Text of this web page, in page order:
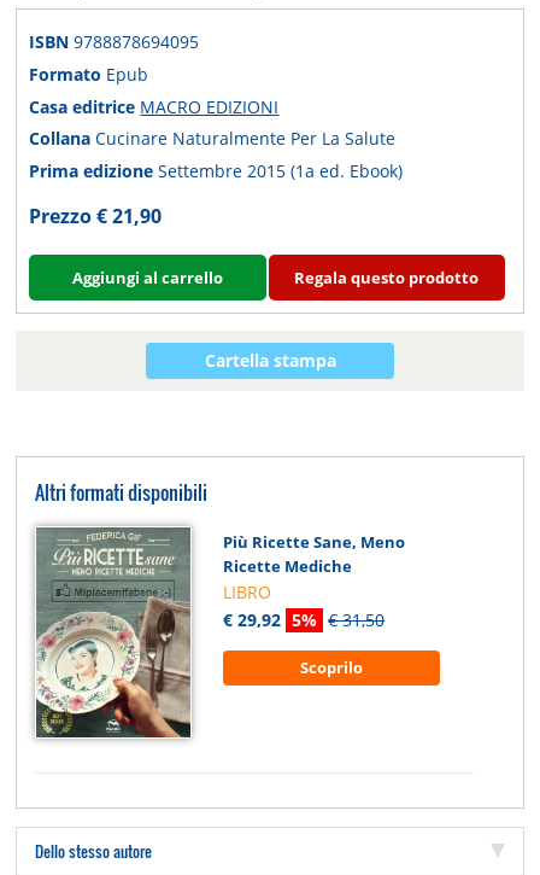
ISBN9788878694095
Formato Epub
Casa editrice MACRO EDIZIONI
CollanaCucinare Naturalmente Per La Salute
Prima edizioneSettembre 2015 (1a ed. Ebook)
Prezzo € 21,90
Aggiungi al carrello Regala questo prodotto
Cartella stampa
Altri formati disponibili
Più Ricette Sane, Meno
Ricette Mediche
LIBRO
€ 29,92 5% € 31,50
Scoprilo
Dello stesso autore